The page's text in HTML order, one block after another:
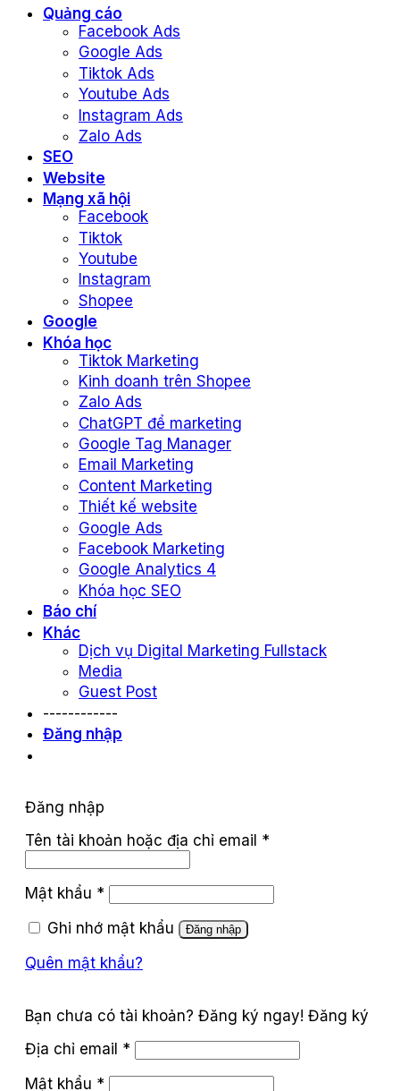
Quảng cáo
Facebook Ads
Google Ads
Tiktok Ads
Youtube Ads
Instagram Ads
Zalo Ads
SEO
Website
Mạng xã hội
Facebook
Tiktok
Youtube
Instagram
Shopee
Google
Khóa học
Tiktok Marketing
Kinh doanh trên Shopee
Zalo Ads
ChatGPT để marketing
Google Tag Manager
Email Marketing
Content Marketing
Thiết kế website
Google Ads
Facebook Marketing
Google Analytics 4
Khóa học SEO
Báo chí
Khác
Dịch vụ Digital Marketing Fullstack
Media
Guest Post
------------
Đăng nhập
Đăng nhập
Tên tài khoản hoặc địa chỉ email *
Mật khẩu *
Ghi nhớ mật khẩu
Đăng nhập
Quên mật khẩu?
Đăng ký
Địa chỉ email *
Mật khẩu *